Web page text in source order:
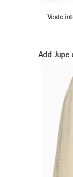
Veste
Add
Diapositive 18 sur